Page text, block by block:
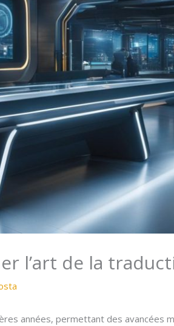
l’art de la
années, permettant des avancées